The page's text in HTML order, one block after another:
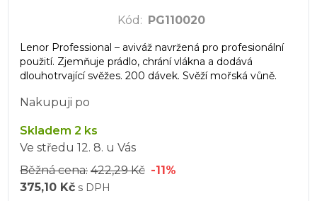
Kód : PG110020
Lenor Professional – aviváž navržená pro profesionální
použití. Zjemňuje prádlo, chrání vlákna a dodává
dlouhotrvající svěžes. 200 dávek. Svěží mořská vůně.
Nakupuji po
Skladem 2 ks
Ve středu 12. 8. u Vás
Běžná cena: 422,29 Kč -11%
375,10 Kč s DPH